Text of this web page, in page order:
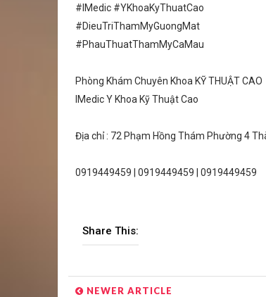
#IMedic #YKhoaKyThuatCao
#DieuTriThamMyGuongMat
#PhauThuatThamMyCaMau
Phòng Khám Chuyên Khoa KỸ THUẬT CAO
IMedic Y Khoa Kỹ Thuật Cao
Địa chỉ : 72 Phạm Hồng Thám Phường 4
0919449459 | 0919449459 | 0919449459
Share This:
NEWER ARTICLE